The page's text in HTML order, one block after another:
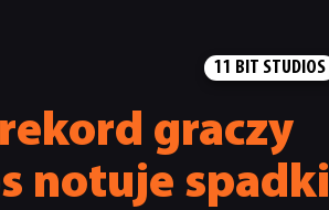
11 BIT STUDIOS
graczy
notuje spadki